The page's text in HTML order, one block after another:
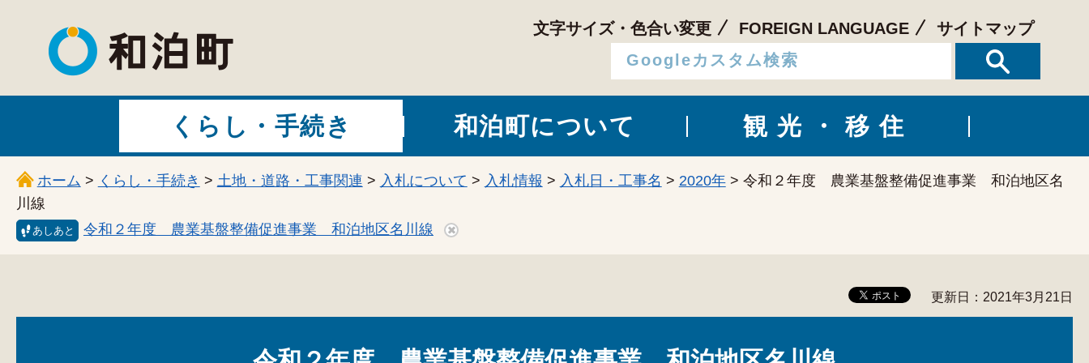
和泊町
文字サイズ・色合い変更 FOREIGN LANGUAGE サイトマップ
くらし・手続き 和泊町について 観光・移住
ホーム > くらし・手続き > 土地・道路・工事関連 > 入札について > 入札情報 > 入札日・工事名 > 2020年> 令和２年度 農業基盤整備促進事業 和泊地区名
川線
あしあと 令和２年度 農業基盤整備促進事業 和泊地区名川線
更新日：2021年3月21日